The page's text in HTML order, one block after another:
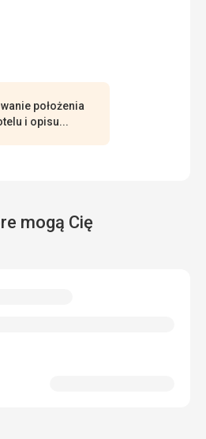
położenia
i opisu...
mogą Cię